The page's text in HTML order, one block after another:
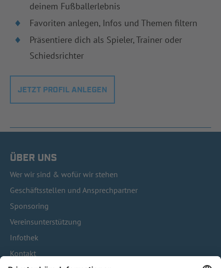
deinem Fußballerlebnis
Favoriten anlegen, Infos und Themen filtern
Präsentiere dich als Spieler, Trainer oder
Schiedsrichter
JETZT PROFIL ANLEGEN
ÜBER UNS
Wer wir sind & wofür wir stehen
Geschäftsstellen und Ansprechpartner
Sponsoring
Vereinsunterstützung
Infothek
Kontakt